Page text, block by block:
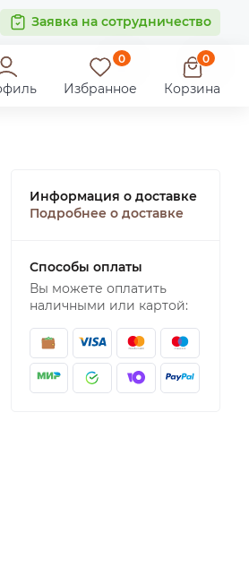
Заявка на сотрудничество
0
Избранное
0
Корзина
Информация о доставке
Подробнее о доставке
Способы оплаты
Вы можете оплатить
наличными или картой: